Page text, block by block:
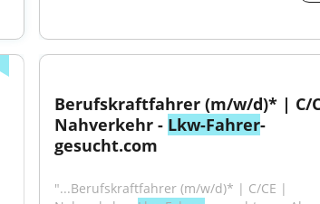
Berufskraftfahrer (m/w/d)* | C/
Nahverkehr - Lkw-Fahrer-
gesucht.com
"...Berufskraftfahrer (m/w/d)* | C/CE |